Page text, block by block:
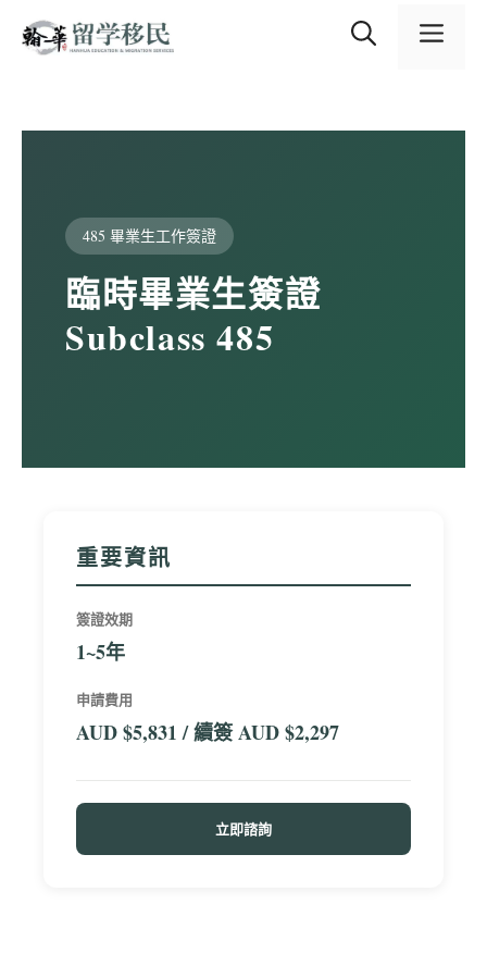
選
485 畢業生工作簽證
臨時畢業生簽證
Subclass 485
重要資訊
簽證效期
1~5年
申請費用
AUD $5,831 / 續簽 AUD $2,297
立即諮詢